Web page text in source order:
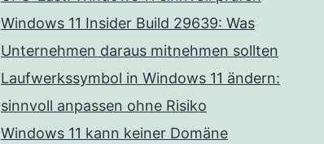
Windows 11 Insider Build 29639: Was
Unternehmen daraus mitnehmen sollten
Laufwerkssymbol in Windows 11 ändern:
sinnvoll anpassen ohne Risiko
Windows 11 kann keiner Domäne